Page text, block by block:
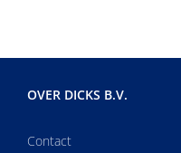
OVER DICKS B.V.
Contact